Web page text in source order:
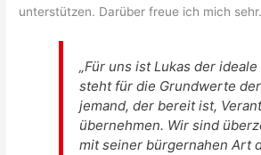
unterstützen. Darüber freue ich mich sehr.
„Für uns ist Lukas der
steht für die Grundwerte
jemand, der bereit ist,
übernehmen. Wir sind
mit seiner bürgernahen Art